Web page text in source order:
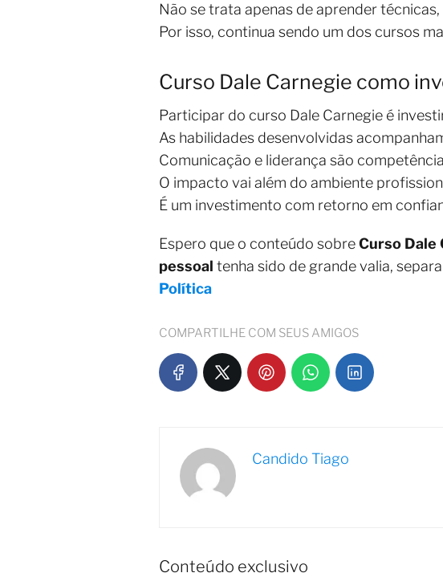
Não se trata apenas de aprender
Por isso, continua sendo um dos cursos
Curso Dale Carnegie como
Participar do curso Dale Carnegie é
As habilidades desenvolvidas
Comunicação e liderança são
O impacto vai além do ambiente
É um investimento com retorno em
Espero que o conteúdo sobreCurso Dale
pessoal tenha sido de grande valia,
Política
COMPARTILHE COM SEUS AMIGOS
Candido Tiago
Conteúdo exclusivo